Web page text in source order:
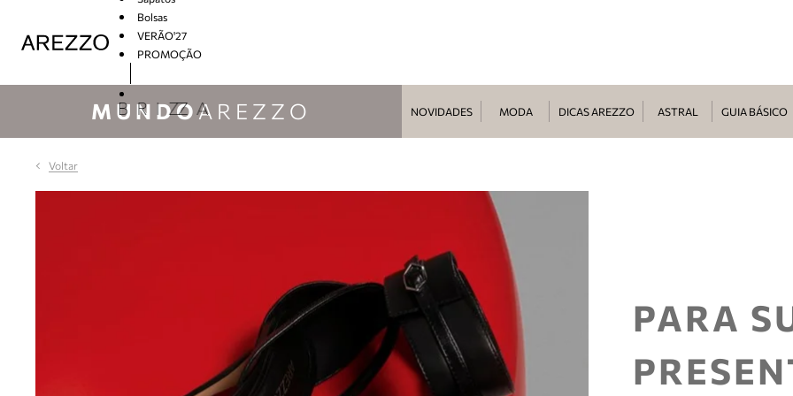
Bolsas
VERÃO'27
PROMOÇÃO
MUNDOAREZZO NOVIDADES MODA DICAS AREZZO ASTRAL GUIA BÁSICO
Voltar
PARA